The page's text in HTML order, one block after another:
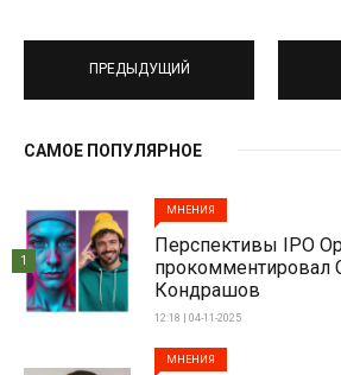
ПРЕДЫДУЩИЙ
САМОЕ ПОПУЛЯРНОЕ
МНЕНИЯ
Перспективы IPO
прокомментировал
Кондрашов
12:18 | 04-11-2025
1
МНЕНИЯ